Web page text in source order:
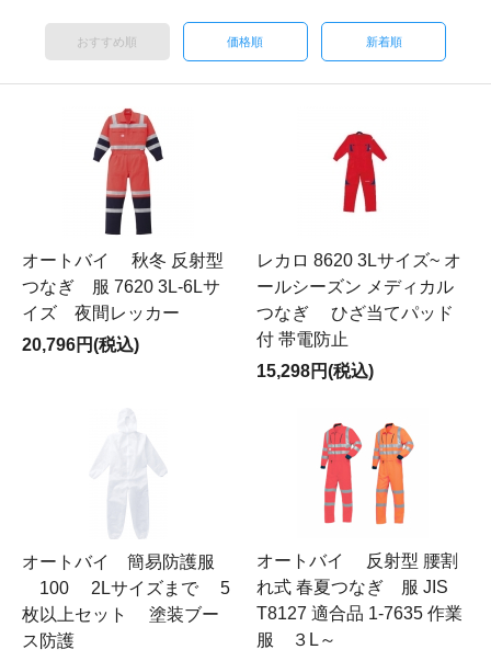
おすすめ順 価格順 新着順
オートバイ 秋冬 反射型
つなぎ 服 7620 3L-6Lサ
イズ 夜間レッカー
20,796円(税込)
レカロ 8620 3Lサイズ~ オ
ールシーズン メディカル
つなぎ ひざ当てパッド
付 帯電防止
15,298円(税込)
オートバイ 簡易防護服
100 2Lサイズまで 5
枚以上セット 塗装ブー
ス防護
オートバイ 反射型 腰割
れ式 春夏つなぎ 服 JIS
T8127 適合品 1-7635 作業
服 ３L～